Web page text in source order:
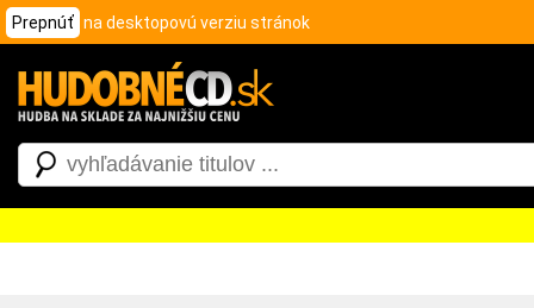
Prepnúť na desktopovú verziu stránok